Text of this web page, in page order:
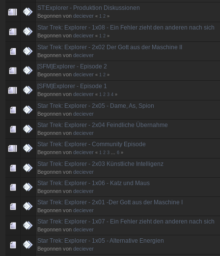
ST:Explorer - Produktion Diskussionen
Begonnen vondeciever « 1 2 »
Star Trek: Explorer - 1x08 - Ein Fehler zieht den anderen nach sich
Begonnen vondeciever « 1 2 »
Star Trek: Explorer - 2x02 Der Gott aus der Maschine II
Begonnen vondeciever
[SFM]Explorer - Episode 2
Begonnen vondeciever « 1 2 »
[SFM]Explorer - Episode 1
Begonnen vondeciever « 1 2 3 4 »
Star Trek: Explorer - 2x05 - Dame, As, Spion
Begonnen vondeciever
Star Trek: Explorer - 2x04 Feindliche Übernahme
Begonnen vondeciever
Star Trek: Explorer - Community Episode
Begonnen vondeciever « 1 2 3 ...6 »
Star Trek: Explorer - 2x03 Künstliche Intelligenz
Begonnen vondeciever
Star Trek: Explorer - 1x06 - Katz und Maus
Begonnen vondeciever
Star Trek: Explorer - 2x01 -Der Gott aus der Maschine I
Begonnen vondeciever
Star Trek: Explorer - 1x07 - Ein Fehler zieht den anderen nach sich
Begonnen vondeciever
Star Trek: Explorer - 1x05 - Alternative Energien
Begonnen vondeciever